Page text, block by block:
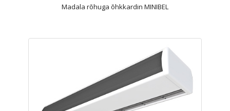
Madala rõhuga õhkkardin MINIBEL